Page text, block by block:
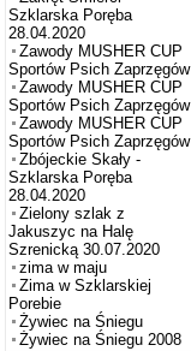
Szklarska Poręba
28.04.2020
Zawody MUSHER CUP
Sportów Psich Zaprzęgów
Zawody MUSHER CUP
Sportów Psich Zaprzęgów
Zawody MUSHER CUP
Sportów Psich Zaprzęgów
Zbójeckie Skały -
Szklarska Poręba
28.04.2020
Zielony szlak z
Jakuszyc na Halę
Szrenicką 30.07.2020
zima w maju
Zima w Szklarskiej
Porebie
Żywiec na Śniegu
Żywiec na Śniegu 2008